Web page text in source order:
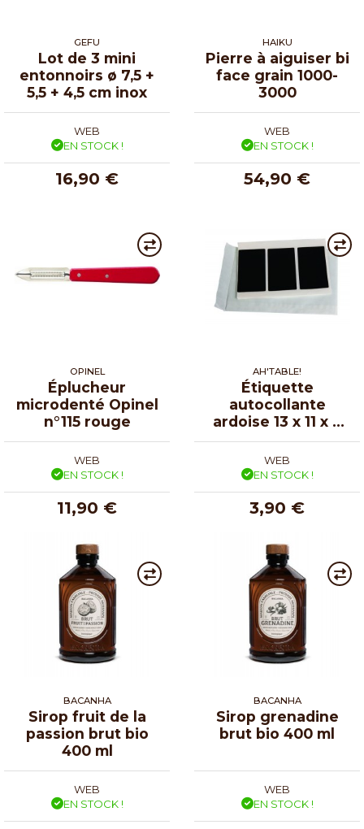
GEFU
Lot de 3 mini
entonnoirs ø 7,5 +
5,5 + 4,5 cm inox
WEB
EN STOCK !
16,90 €
HAIKU
Pierre à aiguiser bi
face grain 1000-
3000
WEB
EN STOCK !
54,90 €
OPINEL
Éplucheur
microdenté Opinel
n°115 rouge
WEB
EN STOCK !
11,90 €
AH'TABLE!
Étiquette
autocollante
ardoise 13 x 11 x 2
cm - boite de 10
WEB
EN STOCK !
3,90 €
BACANHA
Sirop fruit de la
passion brut bio
400 ml
WEB
EN STOCK !
BACANHA
Sirop grenadine
brut bio 400 ml
WEB
EN STOCK !